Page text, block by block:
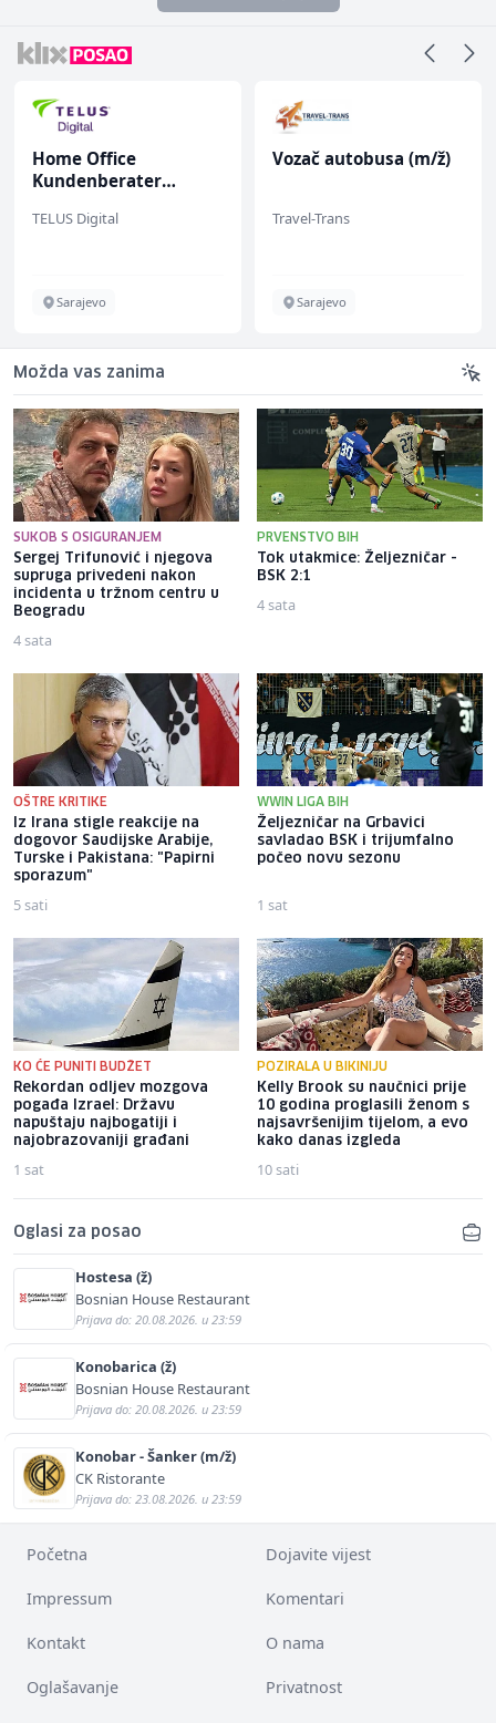
Home Office
Kundenberater
renommiertes
TELUS Digital
Sarajevo
Vozač autobusa (m/ž)
Travel-Trans
Sarajevo
Možda vas zanima
SUKOB S OSIGURANJEM
Sergej Trifunović i njegova
supruga privedeni nakon
incidenta u tržnom centru u
Beogradu
4 sata
PRVENSTVO BIH
Tok utakmice: Željezničar -
BSK 2:1
4 sata
OŠTRE KRITIKE
Iz Irana stigle reakcije na
dogovor Saudijske Arabije,
Turske i Pakistana: "Papirni
sporazum"
5 sati
WWIN LIGA BIH
Željezničar na Grbavici
savladao BSK i trijumfalno
počeo novu sezonu
1 sat
KO ĆE PUNITI BUDŽET
Rekordan odljev mozgova
pogađa Izrael: Državu
napuštaju najbogatiji i
najobrazovaniji građani
1 sat
POZIRALA U BIKINIJU
Kelly Brook su naučnici prije
10 godina proglasili ženom s
najsavršenijim tijelom, a evo
kako danas izgleda
10 sati
Oglasi za posao
Hostesa (ž)
Bosnian House Restaurant
Prijava do: 20.08.2026. u 23:59
Konobarica (ž)
Bosnian House Restaurant
Prijava do: 20.08.2026. u 23:59
Konobar - Šanker (m/ž)
CK Ristorante
Prijava do: 23.08.2026. u 23:59
Početna Dojavite vijest
Impressum Komentari
Kontakt O nama
Oglašavanje Privatnost